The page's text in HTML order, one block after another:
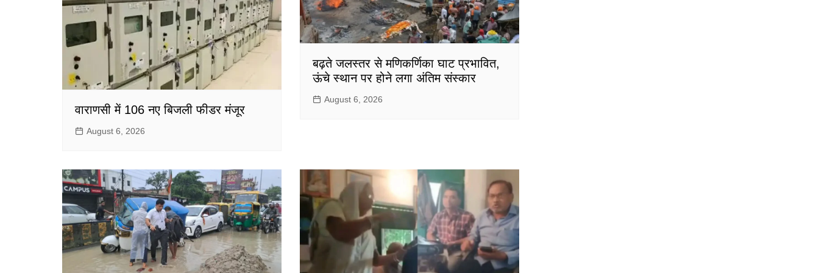
वाराणसी में 106 नए बिजली फीडर मंजूर
August 6, 2026
बढ़ते जलस्तर से मणिकर्णिका घाट प्रभावित,
ऊंचे स्थान पर होने लगा अंतिम संस्कार
August 6, 2026